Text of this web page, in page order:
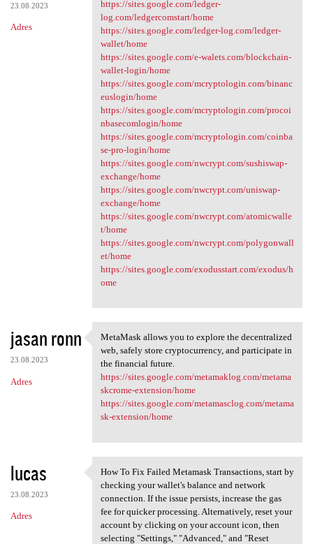
23.08.2023
Adres
https://sites.google.com/ledger-
log.com/ledgercomstart/home
https://sites.google.com/ledger-log.com/ledger-
wallet/home
https://sites.google.com/e-walets.com/blockchain-
wallet-login/home
https://sites.google.com/mcryptologin.com/binanc
euslogin/home
https://sites.google.com/mcryptologin.com/procoi
nbasecomlogin/home
https://sites.google.com/mcryptologin.com/coinba
se-pro-login/home
https://sites.google.com/nwcrypt.com/sushiswap-
exchange/home
https://sites.google.com/nwcrypt.com/uniswap-
exchange/home
https://sites.google.com/nwcrypt.com/atomicwalle
t/home
https://sites.google.com/nwcrypt.com/polygonwall
et/home
https://sites.google.com/exodusstart.com/exodus/h
ome
jasan ronn
23.08.2023
Adres
MetaMask allows you to
MetaMask allows you to explore the decentralized
web, safely store cryptocurrency, and participate in
the financial future.
https://sites.google.com/metamaklog.com/metama
skcrome-extension/home
https://sites.google.com/metamasclog.com/metama
sk-extension/home
lucas
23.08.2023
Adres
How To Fix Failed Metamask
How To Fix Failed Metamask Transactions, start by
checking your wallet's balance and network
connection. If the issue persists, increase the gas
fee for quicker processing. Alternatively, reset your
account by clicking on your account icon, then
selecting "Settings," "Advanced," and "Reset